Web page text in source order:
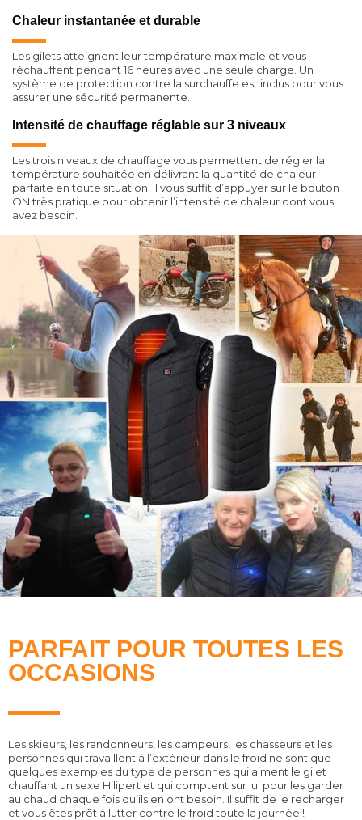
Chaleur instantanée et durable
Les gilets atteignent leur température maximale et vous
réchauffent pendant 16 heures avec une seule charge. Un
système de protection contre la surchauffe est inclus pour vous
assurer une sécurité permanente.
Intensité de chauffage réglable sur 3 niveaux
Les trois niveaux de chauffage vous permettent de régler la
température souhaitée en délivrant la quantité de chaleur
parfaite en toute situation. Il vous suffit d’appuyer sur le bouton
ON très pratique pour obtenir l’intensité de chaleur dont vous
avez besoin.
PARFAIT POUR TOUTES LES
OCCASIONS
Les skieurs, les randonneurs, les campeurs, les chasseurs et les
personnes qui travaillent à l’extérieur dans le froid ne sont que
quelques exemples du type de personnes qui aiment le gilet
chauffant unisexe Hilipert et qui comptent sur lui pour les garder
au chaud chaque fois qu’ils en ont besoin. Il suffit de le recharger
et vous êtes prêt à lutter contre le froid toute la journée !